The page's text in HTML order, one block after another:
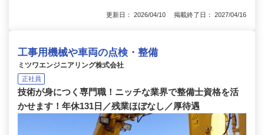
更新日： 2026/04/10 掲載終了日： 2027/04/16
工事用機械や車両の点検・整備
ミツワエンジニアリング株式会社
正社員
技術が身につく専門職！ニッチな業界で整備士資格を活
かせます！年休131日／残業ほぼなし／厚待遇